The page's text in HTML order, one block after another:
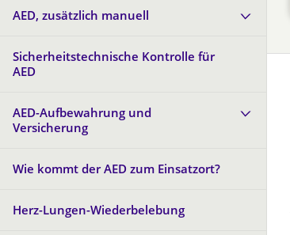
AED, zusätzlich manuell
Sicherheitstechnische Kontrolle für
AED
AED-Aufbewahrung und
Versicherung
Wie kommt der AED zum Einsatzort?
Herz-Lungen-Wiederbelebung